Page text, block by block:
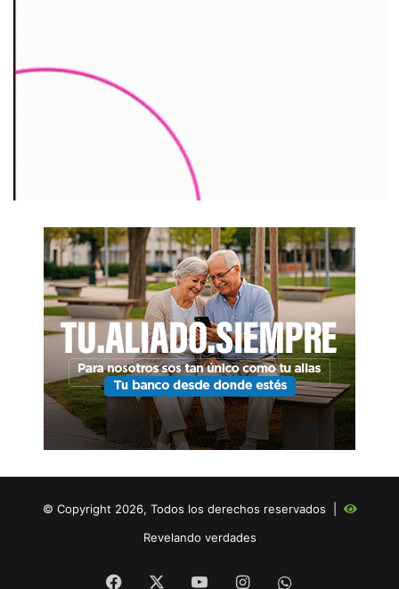
© Copyright 2026, Todos los derechos reservados |
Revelando verdades
Facebook YouTubeInstagram